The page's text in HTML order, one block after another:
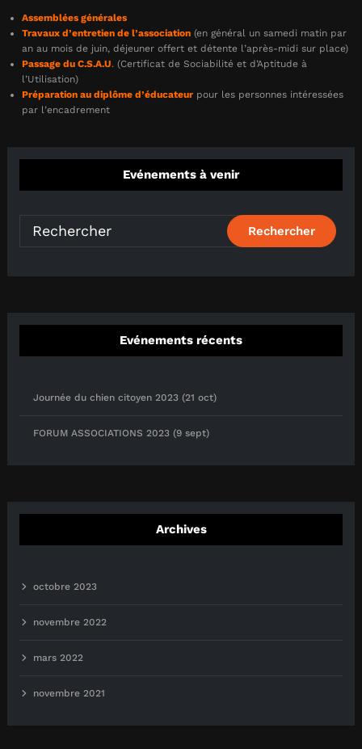
Assemblées générales
Travaux d’entretien de l’association (en général un samedi matin par
an au mois de juin, déjeuner offert et détente l’après-midi sur place)
Passage du C.S.A.U. (Certificat de Sociabilité et d’Aptitude à
l’Utilisation)
Préparation au diplôme d’éducateur pour les personnes intéressées
par l’encadrement
Evénements à venir
Evénements récents
Journée du chien citoyen 2023 (21 oct)
FORUM ASSOCIATIONS 2023 (9 sept)
Archives
octobre 2023
novembre 2022
mars 2022
novembre 2021